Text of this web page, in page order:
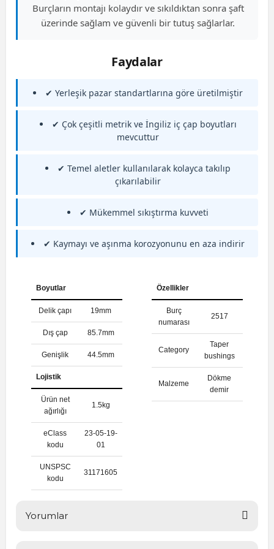
Burçların montajı kolaydır ve sıkıldıktan sonra şaft
üzerinde sağlam ve güvenli bir tutuş sağlarlar.
Faydalar
✔ Yerleşik pazar standartlarına göre üretilmiştir
✔ Çok çeşitli metrik ve İngiliz iç çap boyutları
mevcuttur
✔ Temel aletler kullanılarak kolayca takılıp
çıkarılabilir
✔ Mükemmel sıkıştırma kuvveti
✔ Kaymayı ve aşınma korozyonunu en aza indirir
Boyutlar
Delik çapı 19mm
Dış çap 85.7mm
Genişlik 44.5mm
Lojistik
Ürün net
ağırlığı
1.5kg
eClass
kodu
23-05-19-
01
UNSPSC
kodu
31171605
Özellikler
Burç
numarası
2517
Category
Taper
bushings
Malzeme
Dökme
demir
Yorumlar